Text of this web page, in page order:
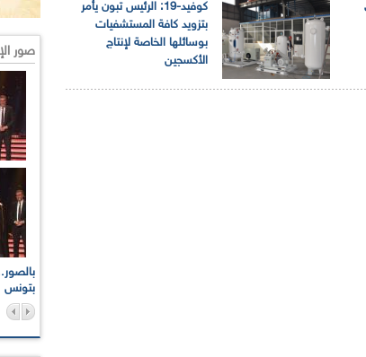
كوفيد-19: الرئيس تبون يأمر
بتزويد كافة المستشفيات
بوسائلها الخاصة لإنتاج
الأكسجين
صور
بتونس